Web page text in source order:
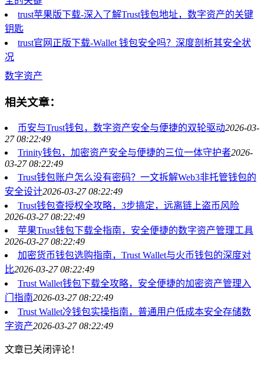
trust苹果版下载-深入了解Trust钱包地址，数字资产的关键
钥匙
trust官网正版下载-Wallet 钱包安全吗？深度剖析其安全状
况
数字资产
相关文章：
币安与Trust钱包，数字资产安全与便捷的双轮驱动2026-03-
27 08:22:49
Trinity钱包，加密资产安全与便捷的三位一体守护者2026-
03-27 08:22:49
Trust钱包账户怎么没有密码？一文拆解Web3非托管钱包的
安全设计2026-03-27 08:22:49
Trust钱包查授权全攻略，3步搞定，远离链上盗币风险
2026-03-27 08:22:49
苹果Trust钱包下载全指南，安全便捷的数字资产管理工具
2026-03-27 08:22:49
加密货币钱包选购指南，Trust Wallet与火币钱包的深度对
比2026-03-27 08:22:49
Trust Wallet钱包下载全攻略，安全便捷的加密资产管理入
门指南2026-03-27 08:22:49
Trust Wallet冷钱包实操指南，普通用户低成本安全存储数
字资产2026-03-27 08:22:49
文章已关闭评论！